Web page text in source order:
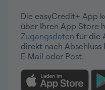
Die easyCredit+ App
über Ihren App Store
Zugangsdaten für die
direkt nach Abschluss
E-Mail oder Post.